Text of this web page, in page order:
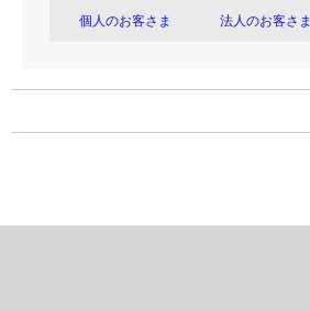
個人のお客さま 法人のお客さま